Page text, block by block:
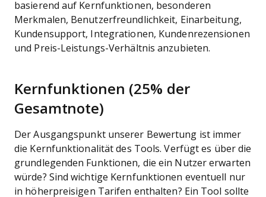
basierend auf Kernfunktionen, besonderen
Merkmalen, Benutzerfreundlichkeit, Einarbeitung,
Kundensupport, Integrationen, Kundenrezensionen
und Preis-Leistungs-Verhältnis anzubieten.
Kernfunktionen (25% der
Gesamtnote)
Der Ausgangspunkt unserer Bewertung ist immer
die Kernfunktionalität des Tools. Verfügt es über die
grundlegenden Funktionen, die ein Nutzer erwarten
würde? Sind wichtige Kernfunktionen eventuell nur
in höherpreisigen Tarifen enthalten? Ein Tool sollte